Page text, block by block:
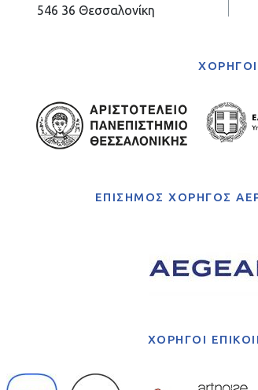
546 36 Θεσσαλονίκη
ΧΟΡΗΓΟΙ
ΕΠΙΣΗΜΟΣ ΧΟΡΗΓΟΣ
ΧΟΡΗΓΟΙ